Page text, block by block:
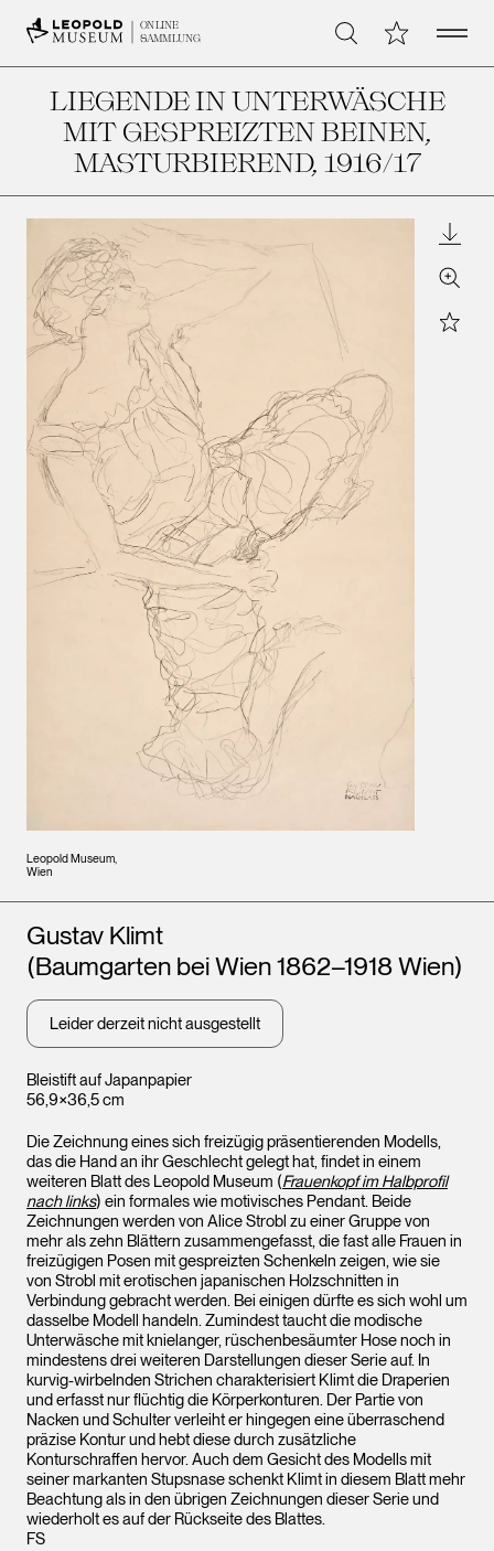
ONLINE
SAMMLUNG
Suche Meine Open
LIEGENDE IN UNTERWÄSCHE
MIT GESPREIZTEN BEINEN,
MASTURBIEREND, 1916/17
Leopold Museum,
Wien
Zoom
Star
Bleistift auf Japanpapier
56,9×36,5 cm
Künstler*innen
Gustav Klimt
(Baumgarten bei Wien 1862–1918 Wien)
Leider derzeit nicht ausgestellt
Die Zeichnung eines sich freizügig präsentierenden Modells,
das die Hand an ihr Geschlecht gelegt hat, findet in einem
weiteren Blatt des Leopold Museum (Frauenkopf im Halbprofil
nach links) ein formales wie motivisches Pendant. Beide
Zeichnungen werden von Alice Strobl zu einer Gruppe von
mehr als zehn Blättern zusammengefasst, die fast alle Frauen in
freizügigen Posen mit gespreizten Schenkeln zeigen, wie sie
von Strobl mit erotischen japanischen Holzschnitten in
Verbindung gebracht werden. Bei einigen dürfte es sich wohl um
dasselbe Modell handeln. Zumindest taucht die modische
Unterwäsche mit knielanger, rüschenbesäumter Hose noch in
mindestens drei weiteren Darstellungen dieser Serie auf. In
kurvig-wirbelnden Strichen charakterisiert Klimt die Draperien
und erfasst nur flüchtig die Körperkonturen. Der Partie von
Nacken und Schulter verleiht er hingegen eine überraschend
präzise Kontur und hebt diese durch zusätzliche
Konturschraffen hervor. Auch dem Gesicht des Modells mit
seiner markanten Stupsnase schenkt Klimt in diesem Blatt mehr
Beachtung als in den übrigen Zeichnungen dieser Serie und
wiederholt es auf der Rückseite des Blattes.
FS